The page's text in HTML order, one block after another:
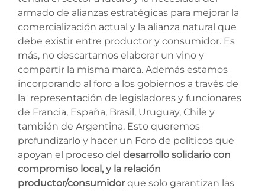
armado de alianzas estratégicas para mejorar la
comercialización actual y la alianza natural que
debe existir entre productor y consumidor. Es
más, no descartamos elaborar un vino y
compartir la misma marca. Además estamos
incorporando al foro a los gobiernos a través de
la representación de legisladores y funcionares
de Francia, España, Brasil, Uruguay, Chile y
también de Argentina. Esto queremos
profundizarlo y hacer un Foro de políticos que
apoyan el proceso del desarrollo solidario con
compromiso local, y la relación
productor/consumidorque solo garantizan las